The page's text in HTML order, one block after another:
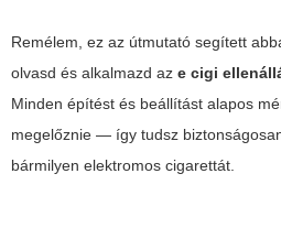
Remélem, ez az útmutató segített
olvasd és alkalmazd az e cigi
Minden építést és beállítást alapos
megelőznie — így tudsz
bármilyen elektromos cigarettát.